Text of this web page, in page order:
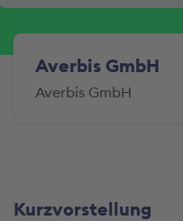
Averbis GmbH
Averbis GmbH
Kurzvorstellung